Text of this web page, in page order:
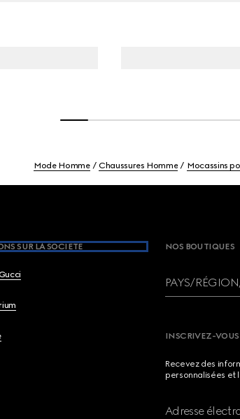
Mode Homme Chaussures Homme Mocassins
SUR LA SOCIETE NOS BOUTIQUES
PAYS/
INSCRIVEZ-VOUS
Recevez des
personnalisées et
Adresse